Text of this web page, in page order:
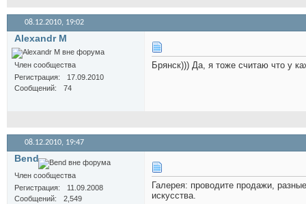
08.12.2010, 19:02
Alexandr M
Член сообщества
Регистрация
17.09.2010
Сообщений
74
Брянск))) Да, я тоже считаю что у
08.12.2010, 19:47
Bend
Член сообщества
Регистрация
11.09.2008
Сообщений
2,549
Галерея: проводите продажи,
искусства.